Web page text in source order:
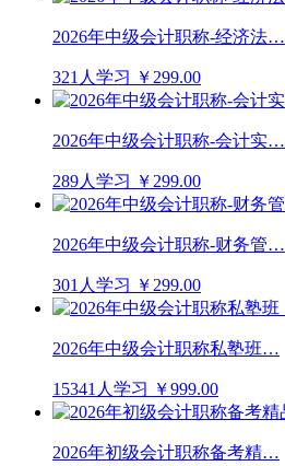
2026年中级会计职称-经济法…
321人学习 ￥299.00
2026年中级会计职称-会计实…
289人学习 ￥299.00
2026年中级会计职称-财务管…
301人学习 ￥299.00
2026年中级会计职称私塾班…
15341人学习 ￥999.00
2026年初级会计职称备考精…